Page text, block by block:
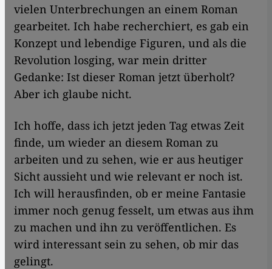
vielen Unterbrechungen an einem Roman
gearbeitet. Ich habe recherchiert, es gab ein
Konzept und lebendige Figuren, und als die
Revolution losging, war mein dritter
Gedanke: Ist dieser Roman jetzt überholt?
Aber ich glaube nicht.
Ich hoffe, dass ich jetzt jeden Tag etwas Zeit
finde, um wieder an diesem Roman zu
arbeiten und zu sehen, wie er aus heutiger
Sicht aussieht und wie relevant er noch ist.
Ich will herausfinden, ob er meine Fantasie
immer noch genug fesselt, um etwas aus ihm
zu machen und ihn zu veröffentlichen. Es
wird interessant sein zu sehen, ob mir das
gelingt.